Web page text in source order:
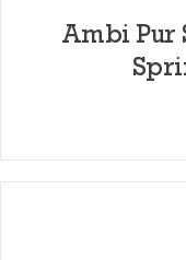
Ambi Pur